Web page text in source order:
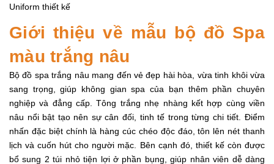
Uniform thiết kế
Giới thiệu về mẫu bộ đồ Spa
màu trắng nâu
Bộ đồ spa trắng nâu mang đến vẻ đẹp hài hòa, vừa tinh khôi vừa
sang trọng, giúp không gian spa của bạn thêm phần chuyên
nghiệp và đẳng cấp. Tông trắng nhẹ nhàng kết hợp cùng viền
nâu nổi bật tạo nên sự cân đối, tinh tế trong từng chi tiết. Điểm
nhấn đặc biệt chính là hàng cúc chéo độc đáo, tôn lên nét thanh
lịch và cuốn hút cho người mặc. Bên cạnh đó, thiết kế còn được
bổ sung 2 túi nhỏ tiện lợi ở phần bụng, giúp nhân viên dễ dàng